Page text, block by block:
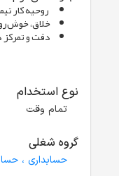
روحیه کار
خلاق،
دقت و
نوع استخدام
تمام وقت
گروه شغلی
حسابداری ،